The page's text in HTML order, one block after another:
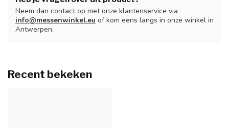
Neem dan contact op met onze klantenservice via
info@messenwinkel.eu of kom eens langs in onze winkel in
Antwerpen.
Recent bekeken